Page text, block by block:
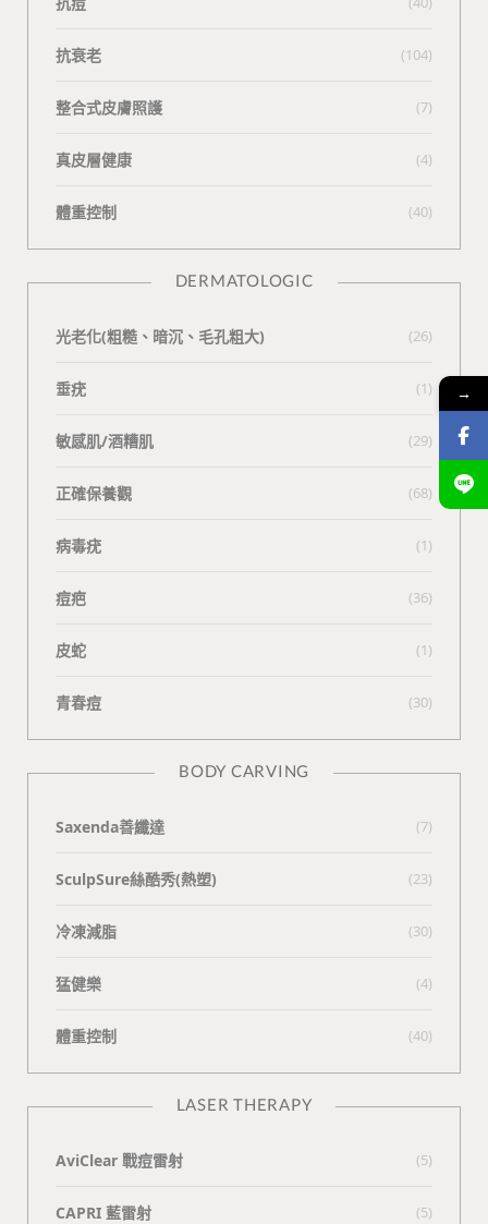
抗衰老 (104)
整合式皮膚照護 (7)
真皮層健康 (4)
體重控制 (40)
DERMATOLOGIC
光老化(粗糙、暗沉、毛孔粗大) (26)
垂疣 (1)
敏感肌/酒糟肌 (29)
正確保養觀 (68)
病毒疣 (1)
痘疤 (36)
皮蛇 (1)
青春痘 (30)
BODY CARVING
Saxenda善纖達 (7)
SculpSure絲酷秀(熱塑) (23)
冷凍減脂 (30)
猛健樂 (4)
體重控制 (40)
LASER THERAPY
AviClear 戰痘雷射 (5)
CAPRI 藍雷射 (5)
→